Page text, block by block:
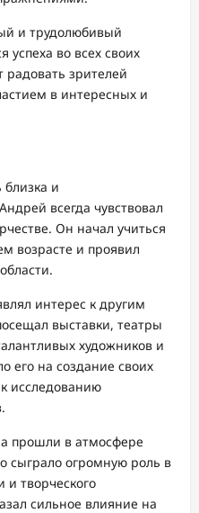
и трудолюбивый
успеха во всех своих
зрителей
в интересных и
и
всегда чувствовал
Он начал учиться
возрасте и проявил
интерес к другим
выставки, театры
художников и
его на создание своих
исследованию
прошли в атмосфере
сыграло огромную роль в
творческого
сильное влияние на